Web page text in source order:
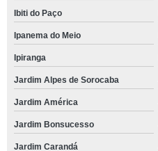
Ibiti do Paço
Ipanema do Meio
Ipiranga
Jardim Alpes de Sorocaba
Jardim América
Jardim Bonsucesso
Jardim Carandá